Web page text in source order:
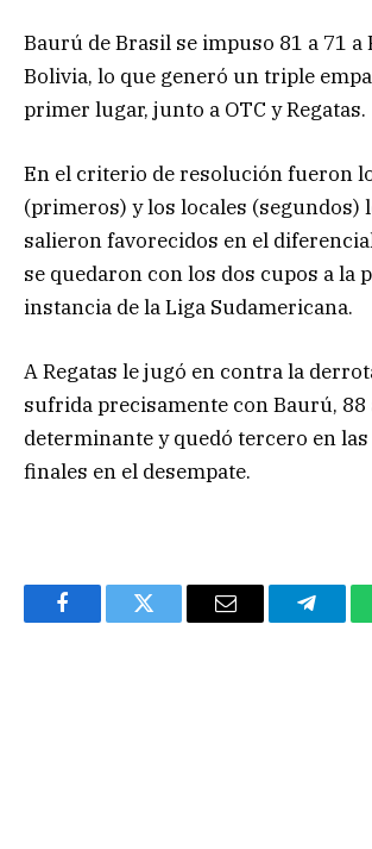
Baurú de Brasil se impuso 81 a 71 a
Bolivia, lo que generó un triple
primer lugar, junto a OTC y Regatas.
En el criterio de resolución fueron
(primeros) y los locales (segundos)
salieron favorecidos en el
se quedaron con los dos cupos a la
instancia de la Liga Sudamericana.
A Regatas le jugó en contra la
sufrida precisamente con Baurú, 88
determinante y quedó tercero en
finales en el desempate.
FacebookTwitter Email